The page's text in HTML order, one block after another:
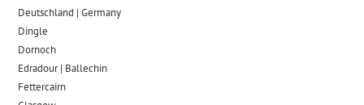
Deutschland | Germany
Dingle
Dornoch
Edradour | Ballechin
Fettercairn